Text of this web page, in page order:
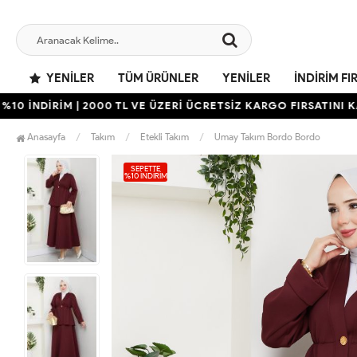
YENILER TÜM ÜRÜNLER YENILER İNDIRIM
| 2000 TL VE ÜZERİ ÜCRETSİZ KARGO FIRSATINI
Anasayfa Takım Etekli Takım Umay Takım Bordo Bordo
SEPETTE
%10 İNDIRIM